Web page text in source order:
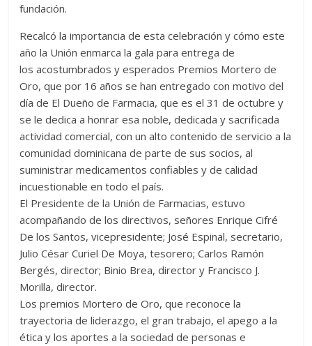
fundación.
Recalcó la importancia de esta celebración y cómo este
año la Unión enmarca la gala para entrega de
los acostumbrados y esperados Premios Mortero de
Oro, que por 16 años se han entregado con motivo del
día de El Dueño de Farmacia, que es el 31 de octubre y
se le dedica a honrar esa noble, dedicada y sacrificada
actividad comercial, con un alto contenido de servicio a la
comunidad dominicana de parte de sus socios, al
suministrar medicamentos confiables y de calidad
incuestionable en todo el país.
El Presidente de la Unión de Farmacias, estuvo
acompañando de los directivos, señores Enrique Cifré
De los Santos, vicepresidente; José Espinal, secretario,
Julio César Curiel De Moya, tesorero; Carlos Ramón
Bergés, director; Binio Brea, director y Francisco J.
Morilla, director.
Los premios Mortero de Oro, que reconoce la
trayectoria de liderazgo, el gran trabajo, el apego a la
ética y los aportes a la sociedad de personas e